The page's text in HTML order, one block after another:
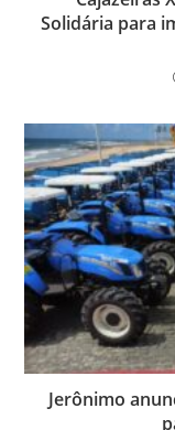
Solidária para
Jerônimo